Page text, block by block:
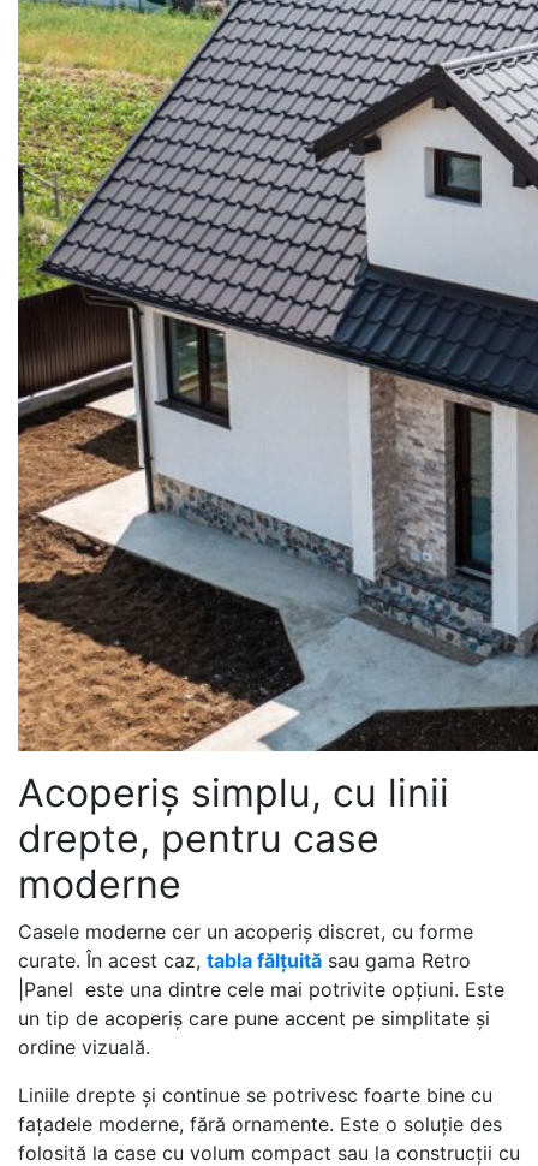
Acoperiș simplu, cu linii
drepte, pentru case
moderne
Casele moderne cer un acoperiș discret, cu forme
curate. În acest caz, tabla fălțuită sau gama Retro
|Panel este una dintre cele mai potrivite opțiuni. Este
un tip de acoperiș care pune accent pe simplitate și
ordine vizuală.
Liniile drepte și continue se potrivesc foarte bine cu
fațadele moderne, fără ornamente. Este o soluție des
folosită la case cu volum compact sau la construcții cu